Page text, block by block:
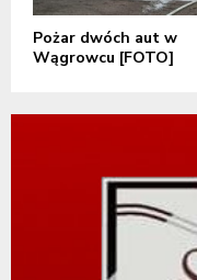
Pożar dwóch aut w
Wągrowcu [FOTO]